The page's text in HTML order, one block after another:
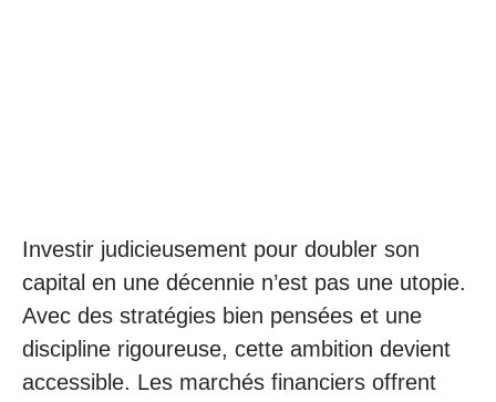
Investir judicieusement pour doubler son
capital en une décennie n’est pas une utopie.
Avec des stratégies bien pensées et une
discipline rigoureuse, cette ambition devient
accessible. Les marchés financiers offrent